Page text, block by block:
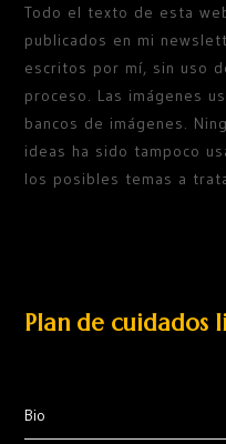
Todo el texto de esta
publicados en mi
escritos por mí, sin uso
proceso. Las imágenes
bancos de imágenes.
ideas ha sido tampoco
los posibles temas a
Plan de cuidados
Bio